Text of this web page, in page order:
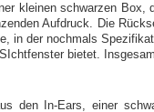
kleinen schwarzen
Aufdruck. Die
in der nochmals
bietet.
den In-Ears, einer